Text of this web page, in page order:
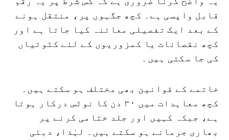
قابل واپسی ہے۔ کچھ جگہوں پر، منتقل ہونے
کے بعد ایک تفصیلی معائنہ کیا جاتا ہے اور
کچھ نقصانات یا کمزوریوں کے لئے کٹوتیاں
کی جا سکتی ہیں۔
خاتمے کے قوانین بھی مختلف ہو سکتے ہیں۔
کچھ معاہدات میں ۳۰ دن کا نوٹس درکار ہوتا
ہے، جبکہ کہیں اور جلد ختامی کرنے پر
بھاری جرمانے ہو سکتے ہیں۔ لہٰذا، دبئی